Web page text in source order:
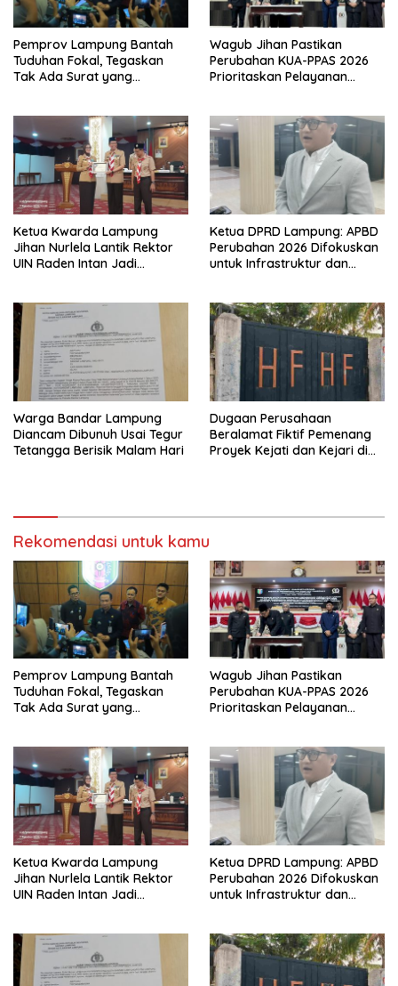
Pemprov Lampung Bantah
Tuduhan Fokal, Tegaskan
Tak Ada Surat yang
Wagub Jihan Pastikan
Perubahan KUA-PPAS 2026
Prioritaskan Pelayanan
Ketua Kwarda Lampung
Jihan Nurlela Lantik Rektor
UIN Raden Intan Jadi
Ketua DPRD Lampung: APBD
Perubahan 2026 Difokuskan
untuk Infrastruktur dan
Warga Bandar Lampung
Diancam Dibunuh Usai Tegur
Tetangga Berisik Malam Hari
Dugaan Perusahaan
Beralamat Fiktif Pemenang
Proyek Kejati dan Kejari di
Disorot
Rekomendasi untuk kamu
Pemprov Lampung Bantah
Tuduhan Fokal, Tegaskan
Tak Ada Surat yang
Wagub Jihan Pastikan
Perubahan KUA-PPAS 2026
Prioritaskan Pelayanan
Ketua Kwarda Lampung
Jihan Nurlela Lantik Rektor
UIN Raden Intan Jadi
Ketua DPRD Lampung: APBD
Perubahan 2026 Difokuskan
untuk Infrastruktur dan